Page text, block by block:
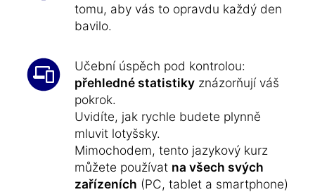
tomu, aby vás to opravdu každý den
bavilo.
Učební úspěch pod kontrolou:
přehledné statistiky znázorňují váš
pokrok.
Uvidíte, jak rychle budete plynně
mluvit lotyšsky.
Mimochodem, tento jazykový kurz
můžete používat na všech svých
zařízeních (PC, tablet a smartphone)